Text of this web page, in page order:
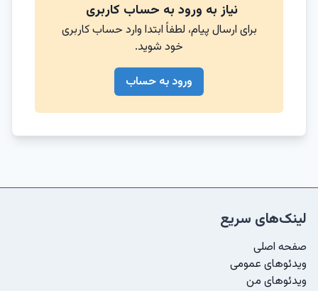
نیاز به ورود به حساب کاربری
برای ارسال پیام، لطفاً ابتدا وارد حساب کاربری
خود شوید.
ورود به حساب
لینک‌های سریع
صفحه اصلی
ویدئو‌های عمومی
ویدئو‌های من